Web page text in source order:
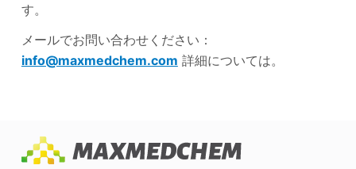
す。
メールでお問い合わせください：
info@maxmedchem.com 詳細については。